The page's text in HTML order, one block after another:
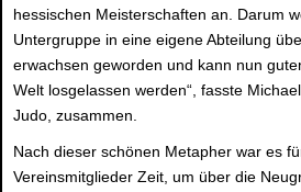
hessischen Meisterschaften an. Darum
Untergruppe in eine eigene Abteilung
erwachsen geworden und kann nun
Welt losgelassen werden“, fasste
Judo, zusammen.
Nach dieser schönen Metapher war es
Vereinsmitglieder Zeit, um über die